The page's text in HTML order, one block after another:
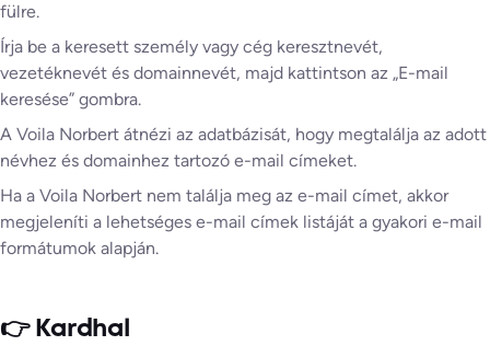
fülre.
Írja be a keresett személy vagy cég keresztnevét,
vezetéknevét és domainnevét, majd kattintson az „E-mail
keresése” gombra.
A Voila Norbert átnézi az adatbázisát, hogy megtalálja az adott
névhez és domainhez tartozó e-mail címeket.
Ha a Voila Norbert nem találja meg az e-mail címet, akkor
megjeleníti a lehetséges e-mail címek listáját a gyakori e-mail
formátumok alapján.
👉 Kardhal